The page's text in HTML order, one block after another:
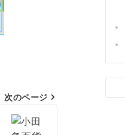
次のページ